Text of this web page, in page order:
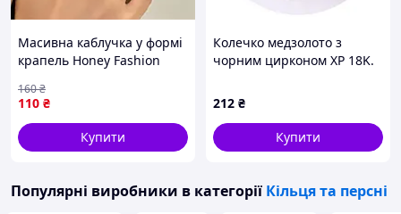
Масивна каблучка у формі
крапель Honey Fashion
138)
110 ₴
160₴
Купити
Колечко медзолото з
чорним цирконом XP 18K.
212 ₴
Купити
Популярні виробники в категорії Кільця та ​​персні